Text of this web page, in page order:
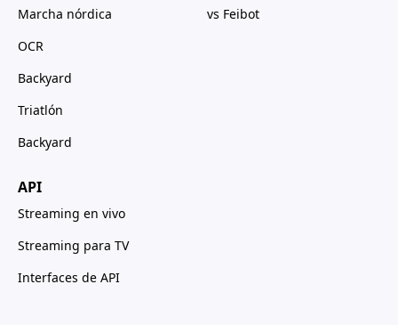
Marcha nórdica
OCR
Backyard
Triatlón
Backyard
API
Streaming en vivo
Streaming para TV
Interfaces de API
vs Feibot